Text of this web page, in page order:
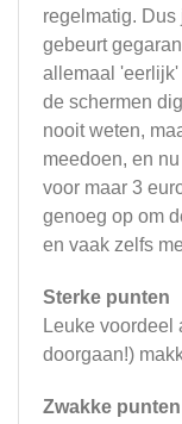
regelmatig. Dus
gebeurt
allemaal 'eerlijk'
de schermen
nooit weten,
meedoen, en
voor maar 3
genoeg op om
en vaak zelfs
Sterke punten
Leuke voordeel
doorgaan!)
Zwakke punten